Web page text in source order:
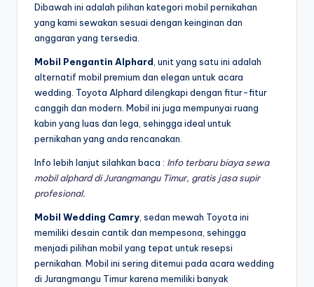
Dibawah ini adalah pilihan kategori mobil pernikahan
yang kami sewakan sesuai dengan keinginan dan
anggaran yang tersedia.
Mobil Pengantin Alphard , unit yang satu ini adalah
alternatif mobil premium dan elegan untuk acara
wedding. Toyota Alphard dilengkapi dengan fitur-fitur
canggih dan modern. Mobil ini juga mempunyai ruang
kabin yang luas dan lega, sehingga ideal untuk
pernikahan yang anda rencanakan.
Info lebih lanjut silahkan baca : Info terbaru biaya sewa
mobil alphard di Jurangmangu Timur, gratis jasa supir
profesional.
Mobil Wedding Camry , sedan mewah Toyota ini
memiliki desain cantik dan mempesona, sehingga
menjadi pilihan mobil yang tepat untuk resepsi
pernikahan. Mobil ini sering ditemui pada acara wedding
di Jurangmangu Timur karena memiliki banyak